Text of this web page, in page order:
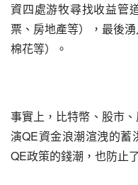
資四處游牧尋找收益管
票、房地產等），最後
棉花等）。
事實上，比特幣、股市
演QE資金浪潮渲洩的蓄
QE政策的錢潮，也防止